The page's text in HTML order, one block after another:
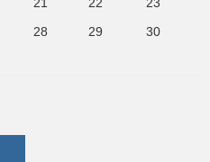
28 29
30